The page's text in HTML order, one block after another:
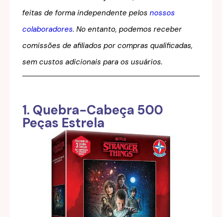
feitas de forma independente pelos nossos
colaboradores. No entanto, podemos receber
comissões de afiliados por compras qualificadas,
sem custos adicionais para os usuários.
1. Quebra-Cabeça 500
Peças Estrela